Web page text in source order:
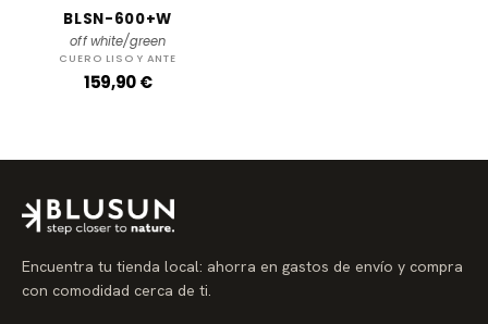
BLSN-600+W
off white/green
CUERO LISO Y ANTE
P
o
e
g
u
a
r
159,90 €
Encuentra tu tienda local: ahorra en gastos de envío y compra
con comodidad cerca de ti.